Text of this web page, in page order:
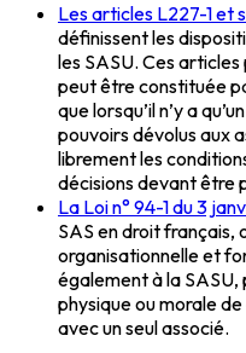
Les articles L227-1 et
définissent les
les SASU. Ces
peut être constituée
que lorsqu’il n’y a
pouvoirs dévolus aux
librement les
décisions devant être
La Loi n° 94-1 du 3
SAS en droit
organisationnelle et
également à la
physique ou morale
avec un seul associé.